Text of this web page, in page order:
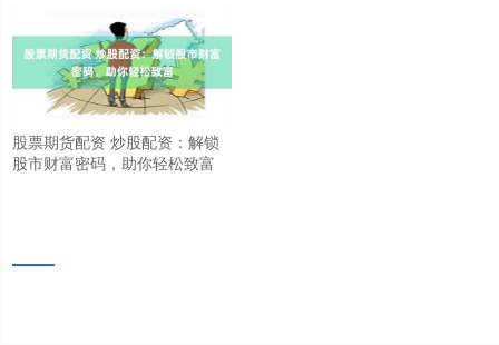
股票期货配资 炒股配资：解锁
股市财富密码，助你轻松致富